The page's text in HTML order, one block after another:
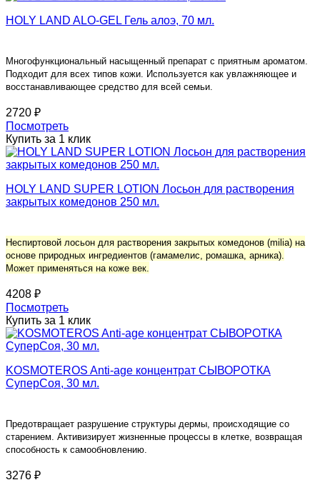
HOLY LAND ALO-GEL Гель алоэ, 70 мл.
Многофункциональный насыщенный препарат с приятным ароматом.
Подходит для всех типов кожи. Используется как увлажняющее и
восстанавливающее средство для всей семьи.
2720 ₽
Посмотреть
Купить за 1 клик
HOLY LAND SUPER LOTION Лосьон для растворения
закрытых комедонов 250 мл.
Неспиртовой лосьон для растворения закрытых комедонов (milia) на
основе природных ингредиентов (гамамелис, ромашка, арника).
Может применяться на коже век.
4208 ₽
Посмотреть
Купить за 1 клик
KOSMOTEROS Anti-age концентрат СЫВОРОТКА
СуперСоя, 30 мл.
Предотвращает разрушение структуры дермы, происходящие со
старением. Активизирует жизненные процессы в клетке, возвращая
способность к самообновлению.
3276 ₽